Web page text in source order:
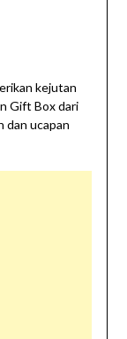
kejutan
Gift Box dari
dan ucapan